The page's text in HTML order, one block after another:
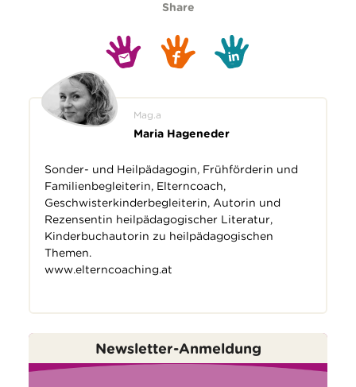
Share
Mag.a
Maria Hageneder
Sonder- und Heilpädagogin, Frühförderin und
Familienbegleiterin, Elterncoach,
Geschwisterkinderbegleiterin, Autorin und
Rezensentin heilpädagogischer Literatur,
Kinderbuchautorin zu heilpädagogischen
Themen.
www.elterncoaching.at
Newsletter-Anmeldung